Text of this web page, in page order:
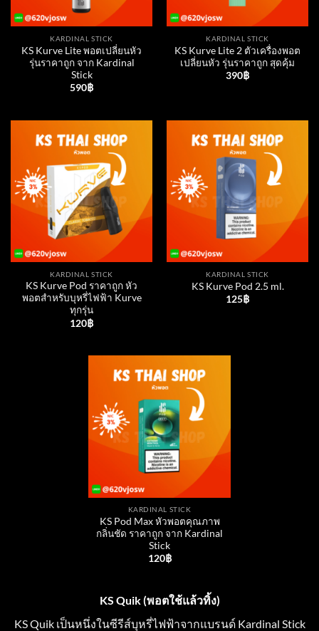
KARDINAL STICK
KS Kurve Lite พอตเปลี่ยนหัว
รุ่นราคาถูก จาก Kardinal
Stick
590฿
KARDINAL STICK
KS Kurve Lite 2 ตัวเครื่องพอต
เปลี่ยนหัว รุ่นราคาถูก สุดคุ้ม
390฿
KARDINAL STICK
KS Kurve Pod ราคาถูก หัว
พอตสำหรับบุหรี่ไฟฟ้า Kurve
ทุกรุ่น
120฿
KARDINAL STICK
KS Kurve Pod 2.5 ml.
125฿
KARDINAL STICK
KS Pod Max หัวพอตคุณภาพ
กลิ่นชัด ราคาถูก จาก Kardinal
Stick
120฿
KS Quik (พอตใช้แล้วทิ้ง)
KS Quik เป็นหนึ่งในซีรีส์บุหรี่ไฟฟ้าจากแบรนด์ Kardinal Stick